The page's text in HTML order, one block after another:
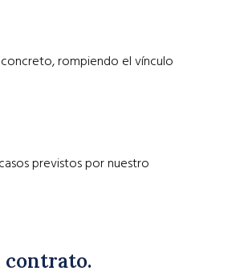
rompiendo el vínculo
previstos por nuestro
contrato.